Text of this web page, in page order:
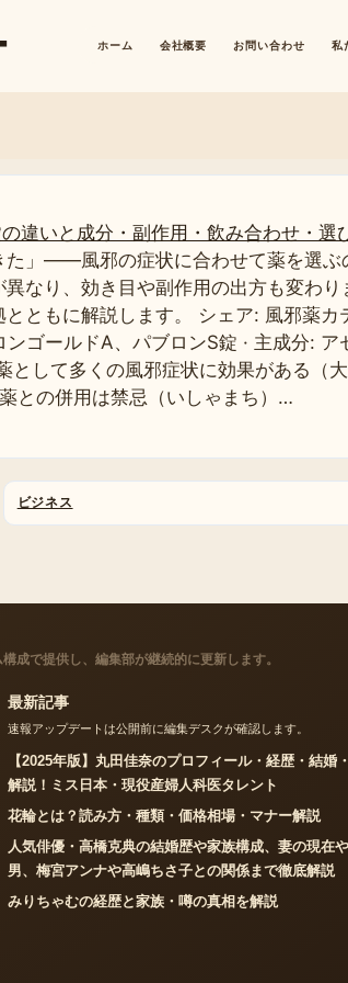
ホーム 会社概要 お問い合わせ 私
違いと成分・副作用・飲み合わせ・選
た」——風邪の症状に合わせて薬を選
なり、効き目や副作用の出方も変わ
ともに解説します。 シェア: 風邪薬
ゴールドA、パブロンS錠 · 主成分:
として多くの風邪症状に効果がある（
との併用は禁忌（いしゃまち）…
ビジネス
成で提供し、編集部が継続的に更新します。
最新記事
速報アップデートは公開前に編集デスクが確認します。
【2025年版】丸田佳奈のプロフィール・経歴・結婚
解説！ミス日本・現役産婦人科医タレント
花輪とは？読み方・種類・価格相場・マナー解説
人気俳優・高橋克典の結婚歴や家族構成、妻の現在
男、梅宮アンナや高嶋ちさ子との関係まで徹底解説
みりちゃむの経歴と家族・噂の真相を解説